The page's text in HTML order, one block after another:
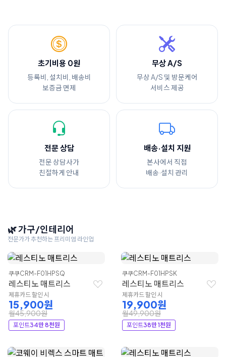
초기비용 0원
등록비, 설치비, 배송비
보증금 면제
무상 A/S
무상 A/S 및 방문케어
서비스 제공
전문 상담
전문 상담사가
친절하게 안내
배송·설치 지원
본사에서 직접
배송·설치 관리
🌿 가구/인테리어
전문가가 추천하는 프리미엄 라인업
쿠쿠CRM-F01HPSQ
레스티노 매트리스
제휴카드 할인 시
15,900원
월45,900원
포인트34만 8천원
쿠쿠CRM-F01HPSK
레스티노 매트리스
제휴카드 할인 시
19,900원
월49,900원
포인트38만 1천원